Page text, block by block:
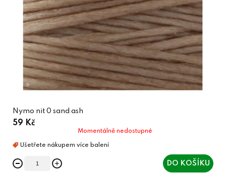
Nymo nit 0 sand ash
59 Kč
Momentálně nedostupné
DO KOŠÍKU